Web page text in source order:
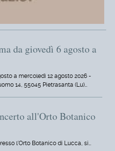
da giovedì 6 agosto a
a mercoledì 12 agosto 2026 -
14, 55045 Pietrasanta (Lu)…
all'Orto Botanico
l'Orto Botanico di Lucca, si…